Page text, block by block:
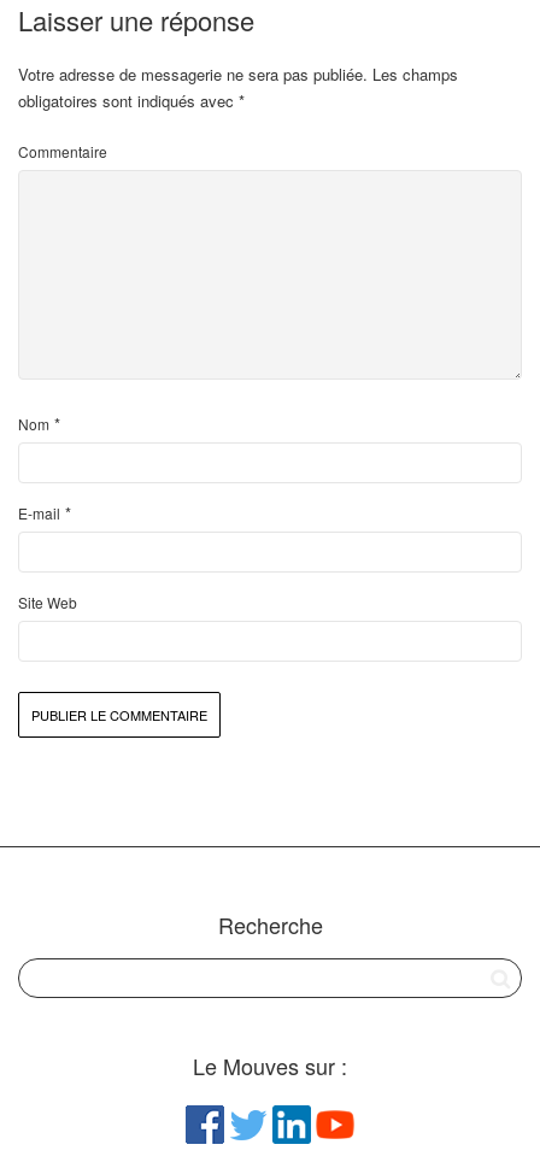
Laisser une réponse
Votre adresse de messagerie ne sera pas publiée. Les champs
obligatoires sont indiqués avec *
Commentaire
Nom *
E-mail *
Site Web
Recherche
Le Mouves sur :